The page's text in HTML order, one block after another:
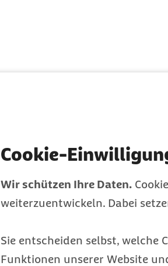
Cookie-
Wir schützen Ihre Daten.
weiterzuentwickeln. Dabei
Sie entscheiden selbst, welche
Funktionen unserer Website